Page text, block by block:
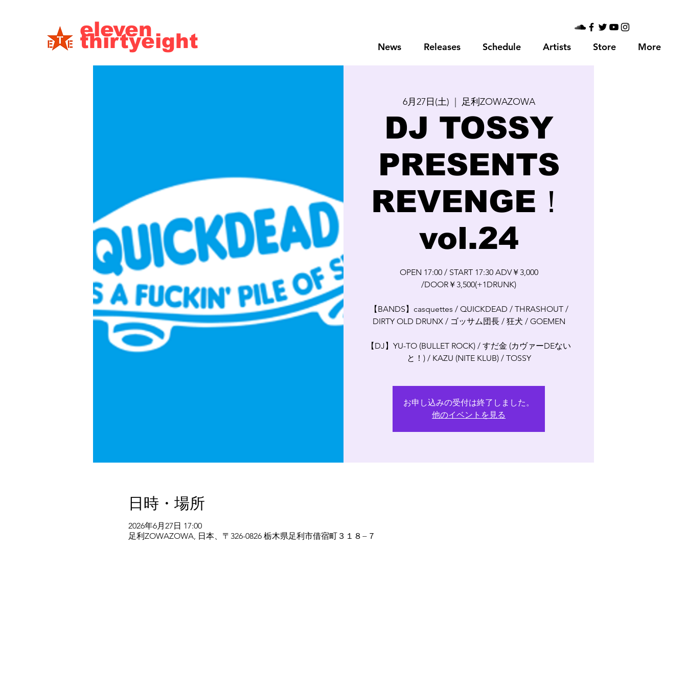
thirtyeight
eleven
News Releases Schedule Artists Store More
6月27日(土) 足利ZOWAZOWA
DJ TOSSY
PRESENTS
REVENGE！
vol.24
OPEN 17:00 / START 17:30 ADV￥3,000
/DOOR￥3,500(+1DRUNK)
【BANDS】casquettes / QUICKDEAD / THRASHOUT /
DIRTY OLD DRUNX / ゴッサム団長 / 狂犬 / GOEMEN
【DJ】YU-TO (BULLET ROCK) / すだ金 (カヴァーDEない
と！) / KAZU (NITE KLUB) / TOSSY
お申し込みの受付は終了しました。
他のイベントを見る
日時・場所
2026年6月27日 17:00
足利ZOWAZOWA, 日本、〒326-0826 栃木県足利市借宿町３１８−７